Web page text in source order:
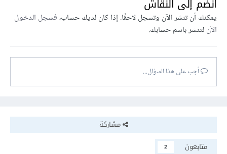
انضم إلى النقاش
يمكنك أن تنشر الآن وتسجل لاحقًا. إذا كان لديك حساب،فسجل الدخول
الآنلتنشر باسم حسابك.
أجب على هذا السؤال...
مشاركة
متابعون
2